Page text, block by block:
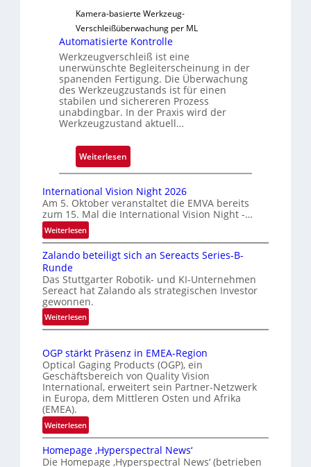
s
g
e
D
r
k
a
r
e
n
r
n
u
n
g
Kamera-basierte Werkzeug-
Verschleißüberwachung per ML
Automatisierte Kontrolle
Werkzeugverschleiß ist eine
unerwünschte Begleiterscheinung in der
spanenden Fertigung. Die Überwachung
des Werkzeugzustands ist für einen
stabilen und sichereren Prozess
unabdingbar. In der Praxis wird der
Werkzeugzustand aktuell…
Weiterlesen
A
t
o
a
t
i
s
r
e
K
o
n
o
l
International Vision Night 2026
Am 5. Oktober veranstaltet die EMVA bereits
zum 15. Mal die International Vision Night -…
Weiterlesen:
I
n
e
r
n
a
o
n
a
l
V
i
s
i
Zalando beteiligt sich an Sereacts Series-B-
Runde
Das Stuttgarter Robotik- und KI-Unternehmen
Sereact hat Zalando als strategischen Investor
gewonnen.
Weiterlesen:
Z
l
a
n
d
e
t
e
OGP stärkt Präsenz in EMEA-Region
Optical Gaging Products (OGP), ein
Geschäftsbereich von Quality Vision
International, erweitert sein Partner-Netzwerk
in Europa, dem Mittleren Osten und Afrika
(EMEA).
Weiterlesen:
O
G
P
Homepage ‚Hyperspectral News‘
Die Homepage ‚Hyperspectral News‘ (betrieben